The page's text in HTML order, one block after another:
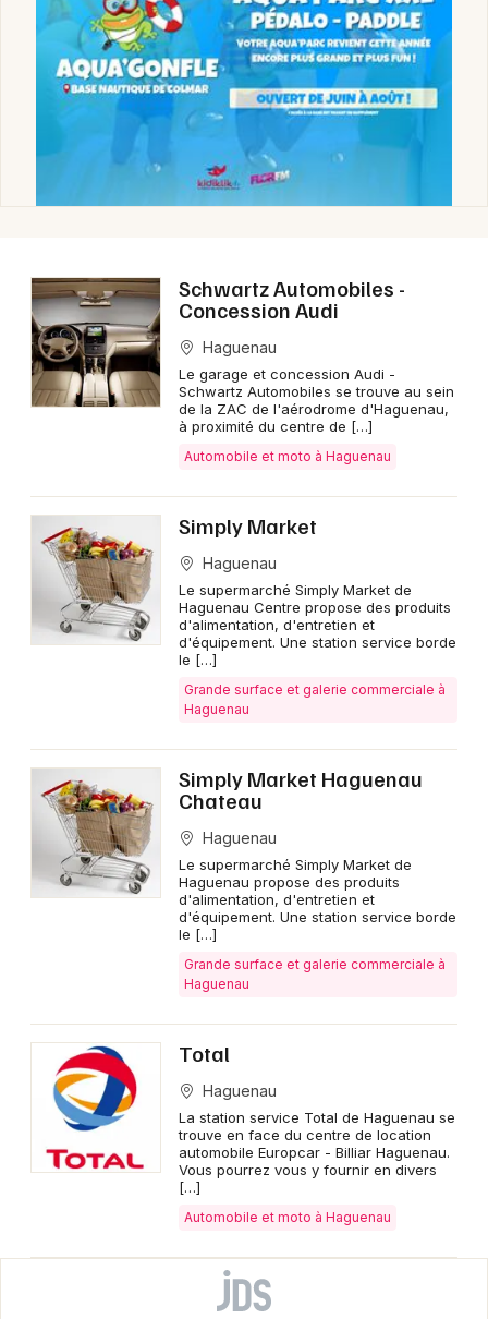
Schwartz Automobiles -
Concession Audi
Haguenau
Le garage et concession Audi -
Schwartz Automobiles se trouve au sein
de la ZAC de l'aérodrome d'Haguenau,
à proximité du centre de […]
Automobile et moto à Haguenau
Simply Market
Haguenau
Le supermarché Simply Market de
Haguenau Centre propose des produits
d'alimentation, d'entretien et
d'équipement. Une station service borde
le […]
Grande surface et galerie commerciale à
Haguenau
Simply Market Haguenau
Chateau
Haguenau
Le supermarché Simply Market de
Haguenau propose des produits
d'alimentation, d'entretien et
d'équipement. Une station service borde
le […]
Grande surface et galerie commerciale à
Haguenau
Total
Haguenau
La station service Total de Haguenau se
trouve en face du centre de location
automobile Europcar - Billiar Haguenau.
Vous pourrez vous y fournir en divers
[…]
Automobile et moto à Haguenau